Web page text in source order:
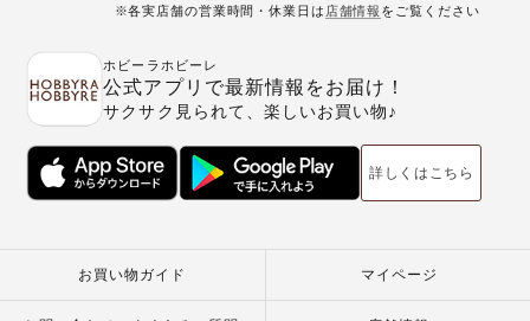
※各実店舗の営業時間・休業日は 店舗情報 をご覧ください
ホビーラホビーレ
公式アプリで最新情報をお届け！
サクサク見られて、楽しいお買い物♪
詳しくはこちら
お買い物ガイド マイページ